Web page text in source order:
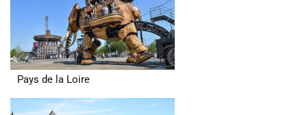
Pays de la Loire